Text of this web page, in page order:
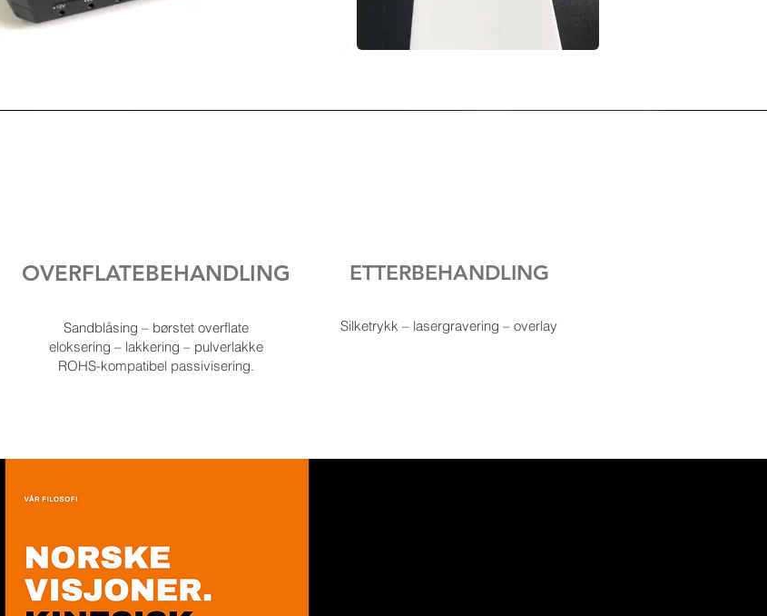
OVERFLATEBEHANDLING
Sandblåsing – børstet overflate
eloksering – lakkering – pulverlakke
ROHS-kompatibel passivisering.
ETTERBEHANDLING
Silketrykk – lasergravering – overlay